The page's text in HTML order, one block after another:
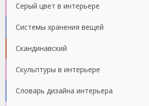
Серый цвет в интерьере
Системы хранения вещей
Скандинавский
Скульптуры в интерьере
Словарь дизайна интерьера